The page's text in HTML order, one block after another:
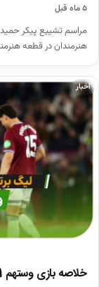
۵ ماه قبل
مراسم تشییع پیکر
هنرمندان در قطعه
اخبار
خلاصه بازی وستهم 1 – 1 منچسترسیتی (لیگ برتر انگلیس)